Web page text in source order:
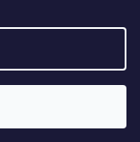
vyhrazena.Upravit